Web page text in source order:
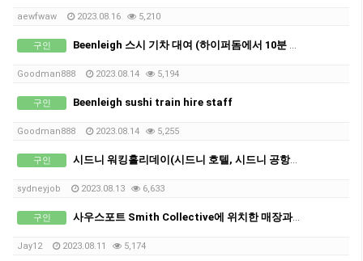
aewfwaw 2023.08.16 5,210
구인 Beenleigh 스시 기차 대여 (하이퍼돔에서 10분 거리)
Goodman888 2023.08.14 5,194
구인 Beenleigh sushi train hire staff
Goodman888 2023.08.14 5,255
구인 시드니 워킹홀리데이(시드니 호텔, 시드니 공항일자리)
sydneyjob 2023.08.13 6,633
구인 사우스포트 Smith Collective에 위치한 매장과 브로드비치 위치한 베이글 카페 O Bagel 에서 스태프 구인합니다.
Jay12 2023.08.11 5,174